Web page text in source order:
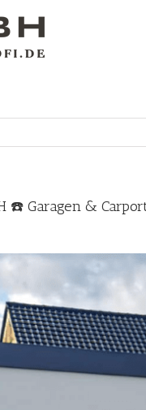
☎️ Garagen &